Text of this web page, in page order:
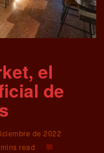
el
de
de 2022
read